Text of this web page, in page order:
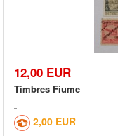
12,00 EUR
Timbres Fiume
2,00 EUR